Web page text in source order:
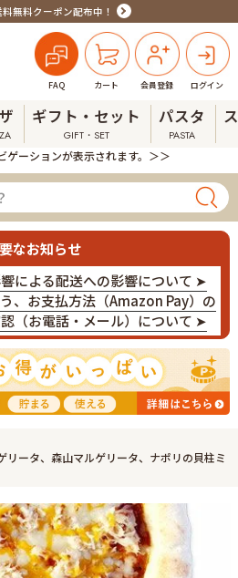
無料クーポン配布中！
FAQ カート 会員登録 ログイン
ギフト・セット
GIFT・SET
パスタ
PASTA
ゲーションが表示されます。＞＞
なお知らせ
による配送への影響について ➤
、お支払方法（Amazon Pay）の
（お電話・メール）について ➤
リータ、森山マルゲリータ、ナポリの貝柱ミ